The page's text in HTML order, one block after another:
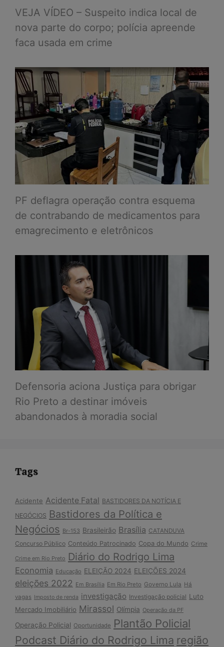
VEJA VÍDEO – Suspeito indica local de
nova parte do corpo; polícia apreende
faca usada em crime
PF deflagra operação contra esquema
de contrabando de medicamentos para
emagrecimento e eletrônicos
Defensoria aciona Justiça para obrigar
Rio Preto a destinar imóveis
abandonados à moradia social
Tags
Acidente Acidente Fatal BASTIDORES DA NOTÍCIA E
NEGÓCIOS Bastidores da Política e
Negócios Br-153 Brasileirão Brasília CATANDUVA
Concurso Público Conteúdo Patrocinado Copa do Mundo Crime
Crime em Rio Preto Diário do Rodrigo Lima
Economia Educação ELEIÇÃO 2024 ELEIÇÕES 2024
eleições 2022 Em Brasília Em Rio Preto Governo Lula Há
vagas Imposto de renda investigação Investigação policial Luto
Mercado Imobiliário Mirassol Olímpia Operação da PF
Operação Policial Oportunidade Plantão Policial
Podcast Diário do Rodrigo Lima região